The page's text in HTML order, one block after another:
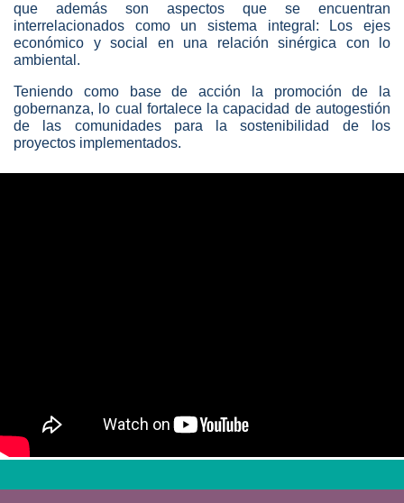
que además son aspectos que se encuentran
interrelacionados como un sistema integral: Los ejes
económico y social en una relación sinérgica con lo
ambiental.
Teniendo como base de acción la promoción de la
gobernanza, lo cual fortalece la capacidad de autogestión
de las comunidades para la sostenibilidad de los
proyectos implementados.